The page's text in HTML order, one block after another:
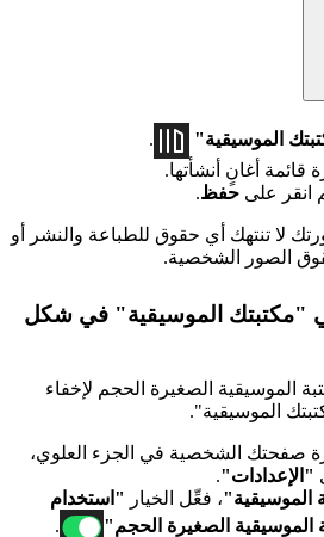
الموسيقية"
.
قائمة أغانٍ أنشأتها.
انقر على حفظ.
لا تنتهك أي حقوق للطباعة والنشر أو
الصور الشخصية.
"مكتبتك الموسيقية" في شكل
الموسيقية الصغيرة الحجم لإخفاء
الموسيقية".
صفحتك الشخصية في الجزء العلوي،
"الإعدادات".
الموسيقية"، فعِّل الخيار
"استخدام
الموسيقية الصغيرة الحجم"
.